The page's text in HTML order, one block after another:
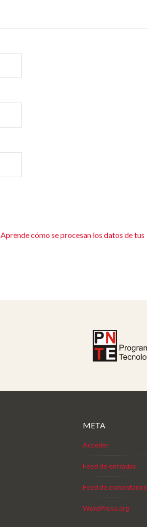
Aprende cómo se procesan los datos de tus
META
Acceder
Feed de entradas
Feed de comentarios
WordPress.org